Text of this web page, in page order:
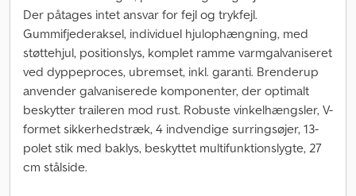
Der påtages intet ansvar for fejl og trykfejl.
Gummifjederaksel, individuel hjulophængning, med
støttehjul, positionslys, komplet ramme varmgalvaniseret
ved dyppeproces, ubremset, inkl. garanti. Brenderup
anvender galvaniserede komponenter, der optimalt
beskytter traileren mod rust. Robuste vinkelhængsler, V-
formet sikkerhedstræk, 4 indvendige surringsøjer, 13-
polet stik med baklys, beskyttet multifunktionslygte, 27
cm stålside.